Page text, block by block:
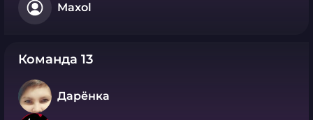
Maxol
Команда 13
Дарёнка